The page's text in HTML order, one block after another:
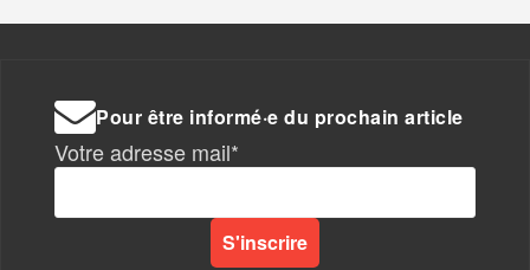
Pour être informé·e du prochain article
Votre adresse mail*